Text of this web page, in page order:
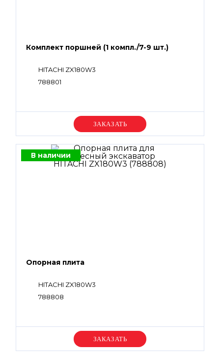
Комплект поршней (1 компл./7-9 шт.)
HITACHI ZX180W3
788801
Уточняйте цену
В наличии
Опорная плита
HITACHI ZX180W3
788808
Уточняйте цену